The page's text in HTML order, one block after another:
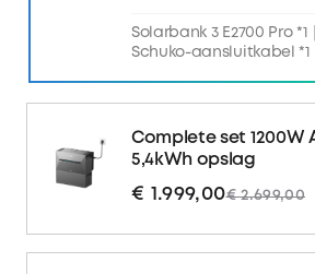
Solarbank 3 E2700 Pro
Schuko-aansluitkabel *1
Complete set 1200W
5,4kWh opslag
€ 1.999,00€ 2.699,00